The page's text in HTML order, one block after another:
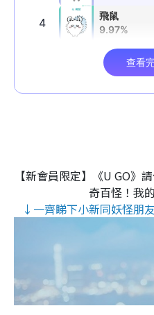
【新會員限定】《U GO》
奇百怪！我
↓一齊睇下小新同妖怪朋